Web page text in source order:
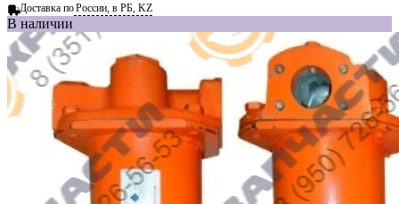
Доставка поРоссии, в РБ, KZ
В наличии